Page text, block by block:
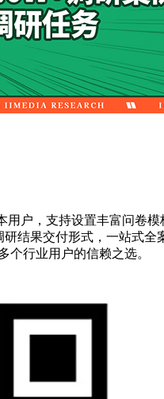
户，支持设置丰富问卷
结果交付形式，一站式
行业用户的信赖之选。